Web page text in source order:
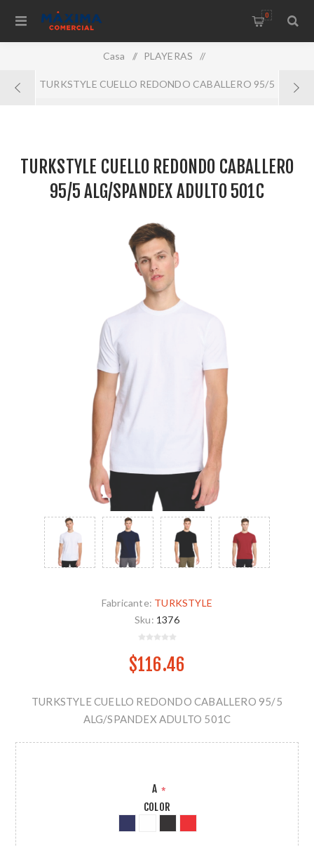
0
Casa / PLAYERAS /
TURKSTYLE CUELLO REDONDO CABALLERO 95/5
TURKSTYLE CUELLO REDONDO CABALLERO
95/5 ALG/SPANDEX ADULTO 501C
Fabricante: TURKSTYLE
Sku: 1376
$116.46
TURKSTYLE CUELLO REDONDO CABALLERO 95/5
ALG/SPANDEX ADULTO 501C
A *
COLOR